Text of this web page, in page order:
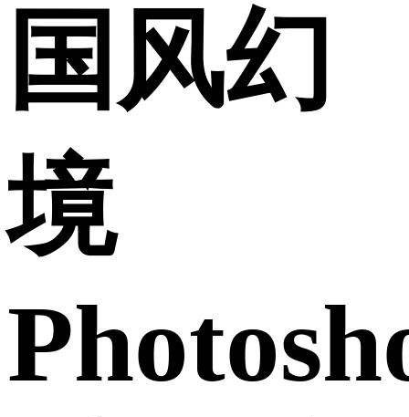
国风幻
境